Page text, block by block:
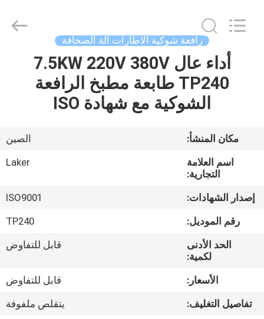
المنتجات
حول
جولة
المعمل
الجودة
AUTOPARTS
CO.,LIMITED.
رافعة شوكية الاطارات آلة الصحافة
أداء عال 7.5KW 220V 380V
TP240 طابعة مطبخ الرافعة
الشوكية مع شهادة ISO
مكان المنشأ:
الصين
اسم العلامة
التجارية:
Laker
إصدار الشهادات:
ISO9001
رقم الموديل:
TP240
الحد الأدنى
لكمية:
قابل للتفاوض
الأسعار:
قابل للتفاوض
تفاصيل التغليف:
يتقلص ملفوفة